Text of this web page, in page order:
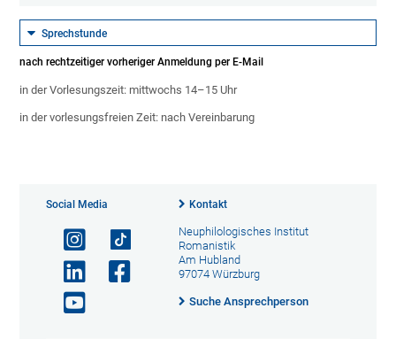
Sprechstunde
nach rechtzeitiger vorheriger Anmeldung per E-Mail
in der Vorlesungszeit: mittwochs 14–15 Uhr
in der vorlesungsfreien Zeit: nach Vereinbarung
Social Media Kontakt
Neuphilologisches Institut
Romanistik
Am Hubland
97074 Würzburg
Suche Ansprechperson